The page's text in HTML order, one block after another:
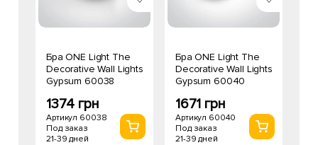
Бра ONE Light The
Decorative Wall Lights
Gypsum 60038
1374 грн
Артикул 60038
Под заказ
21-39 дней
Бра ONE Light The
Decorative Wall Lights
Gypsum 60040
1671 грн
Артикул 60040
Под заказ
21-39 дней